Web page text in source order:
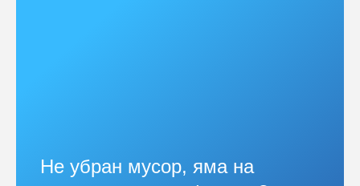
Не убран мусор, яма на